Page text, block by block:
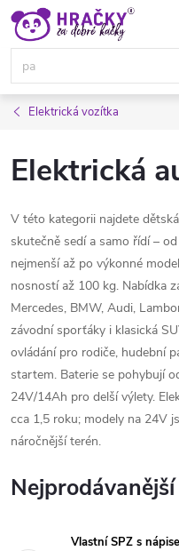
Přejít
obsah
Elektrická vozítka
Elektrická
V této kategorii najdete
skutečně sedí a samo řídí –
nejmenší až po výkonné
nosností až 100 kg. Nabídka
Mercedes, BMW, Audi,
závodní sporťáky i klasická
ovládání pro rodiče, hudební
startem. Baterie se pohybují
24V/14Ah pro delší výlety.
cca 1,5 roku; modely na 24V
náročnější terén.
Nejprodávanější
Vlastní SPZ s